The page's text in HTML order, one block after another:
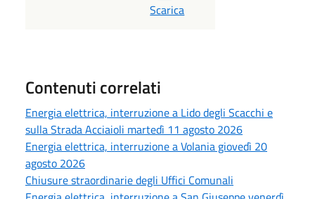
Scarica
Contenuti correlati
Energia elettrica, interruzione a Lido degli Scacchi e
sulla Strada Acciaioli martedì 11 agosto 2026
Energia elettrica, interruzione a Volania giovedì 20
agosto 2026
Chiusure straordinarie degli Uffici Comunali